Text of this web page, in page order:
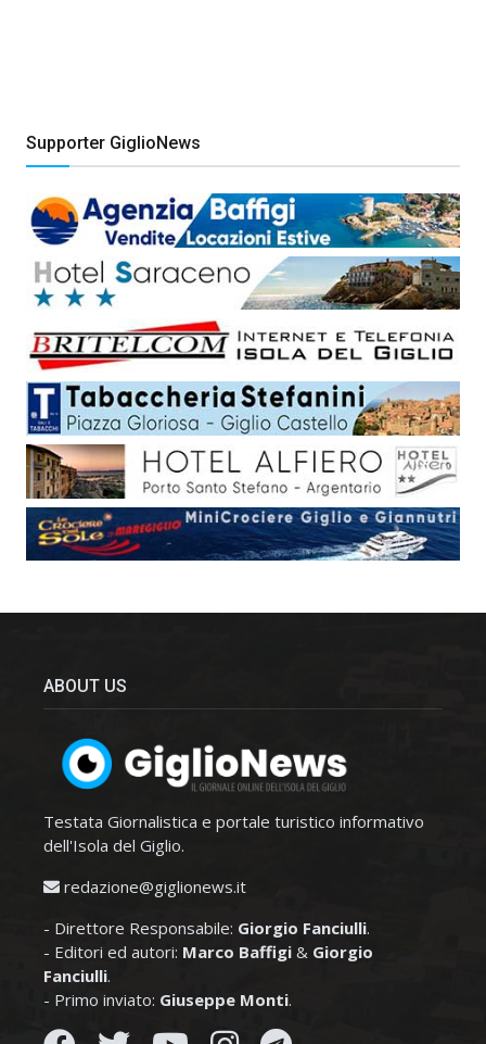
Supporter GiglioNews
ABOUT US
Testata Giornalistica e portale turistico informativo
dell'Isola del Giglio.
redazione@giglionews.it
- Direttore Responsabile: Giorgio Fanciulli.
- Editori ed autori: Marco Baffigi & Giorgio
Fanciulli.
- Primo inviato: Giuseppe Monti.